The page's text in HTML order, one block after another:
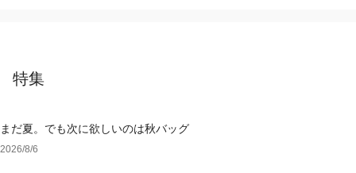
特集
まだ夏。でも次に欲しいのは秋バッグ
2026/8/6